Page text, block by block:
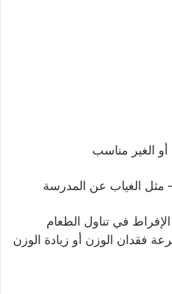
الغير مناسب
مثل الغياب عن المدرسة
في تناول الطعام
فقدان الوزن أو زيادة الوزن